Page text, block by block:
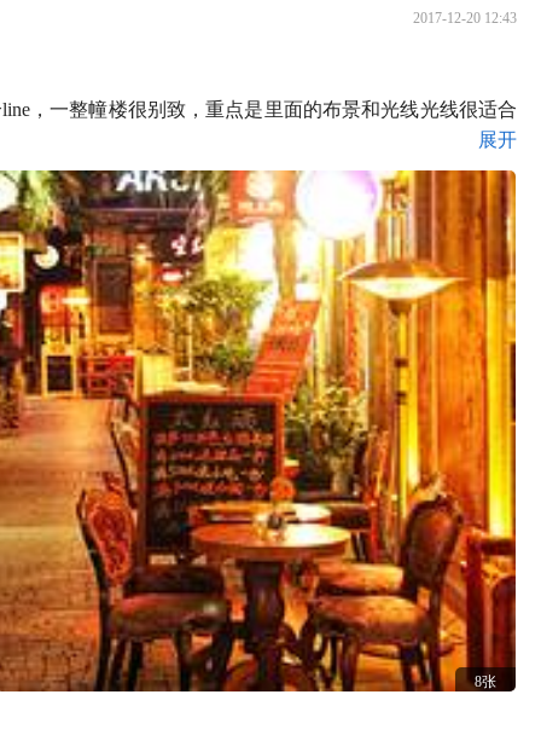
2017-12-20 12:43
，一整幢楼很别致，重点是里面的布景和光线光线很适合
展开
8张